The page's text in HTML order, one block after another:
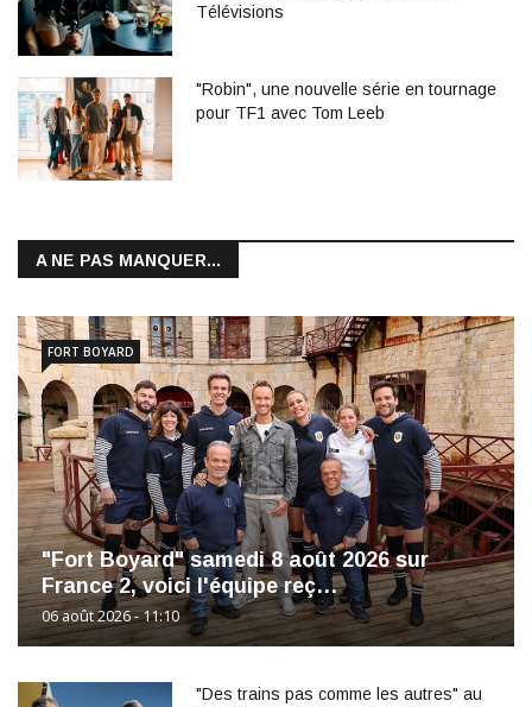
Télévisions
"Robin", une nouvelle série en tournage
pour TF1 avec Tom Leeb
A NE PAS MANQUER...
"Fort Boyard" samedi 8 août 2026 sur
France 2, voici l'équipe reç…
06 août 2026 - 11:10
FORT BOYARD
"Des trains pas comme les autres" au